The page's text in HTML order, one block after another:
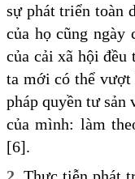
sự phát triển toàn
của họ cũng ngày
của cải xã hội
ta mới có thể vượt
pháp quyền tư
của mình: làm
[6].